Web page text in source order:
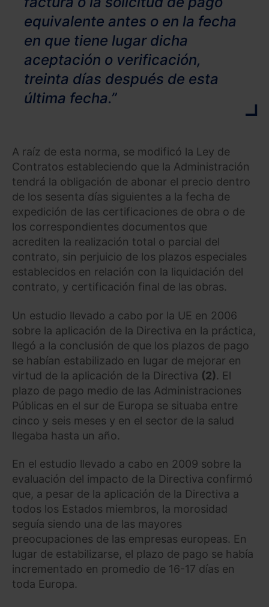
equivalente antes o en la fecha
en que tiene lugar dicha
aceptación o verificación,
treinta días después de esta
última fecha.”
A raíz de esta norma, se modificó la Ley de
Contratos estableciendo que la Administración
tendrá la obligación de abonar el precio dentro
de los sesenta días siguientes a la fecha de
expedición de las certificaciones de obra o de
los correspondientes documentos que
acrediten la realización total o parcial del
contrato, sin perjuicio de los plazos especiales
establecidos en relación con la liquidación del
contrato, y certificación final de las obras.
Un estudio llevado a cabo por la UE en 2006
sobre la aplicación de la Directiva en la práctica,
llegó a la conclusión de que los plazos de pago
se habían estabilizado en lugar de mejorar en
virtud de la aplicación de la Directiva (2). El
plazo de pago medio de las Administraciones
Públicas en el sur de Europa se situaba entre
cinco y seis meses y en el sector de la salud
llegaba hasta un año.
En el estudio llevado a cabo en 2009 sobre la
evaluación del impacto de la Directiva confirmó
que, a pesar de la aplicación de la Directiva a
todos los Estados miembros, la morosidad
seguía siendo una de las mayores
preocupaciones de las empresas europeas. En
lugar de estabilizarse, el plazo de pago se había
incrementado en promedio de 16-17 días en
toda Europa.